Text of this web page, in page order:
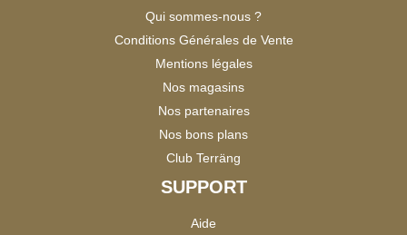
Qui sommes-nous ?
Conditions Générales de Vente
Mentions légales
Nos magasins
Nos partenaires
Nos bons plans
Club Terräng
SUPPORT
Aide